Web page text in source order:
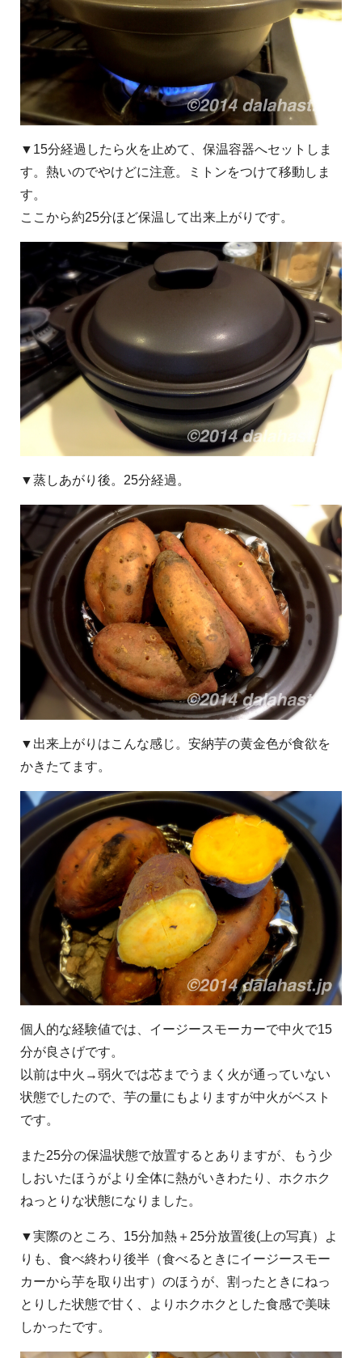
▼15分経過したら火を止めて、保温容器へセットしま
す。熱いのでやけどに注意。ミトンをつけて移動しま
す。
ここから約25分ほど保温して出来上がりです。
▼蒸しあがり後。25分経過。
▼出来上がりはこんな感じ。安納芋の黄金色が食欲を
かきたてます。
個人的な経験値では、イージースモーカーで中火で15
分が良さげです。
以前は中火→弱火では芯までうまく火が通っていない
状態でしたので、芋の量にもよりますが中火がベスト
です。
また25分の保温状態で放置するとありますが、もう少
しおいたほうがより全体に熱がいきわたり、ホクホク
ねっとりな状態になりました。
▼実際のところ、15分加熱＋25分放置後(上の写真）よ
りも、食べ終わり後半（食べるときにイージースモー
カーから芋を取り出す）のほうが、割ったときにねっ
とりした状態で甘く、よりホクホクとした食感で美味
しかったです。